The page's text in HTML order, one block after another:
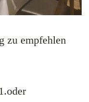
empfehlen